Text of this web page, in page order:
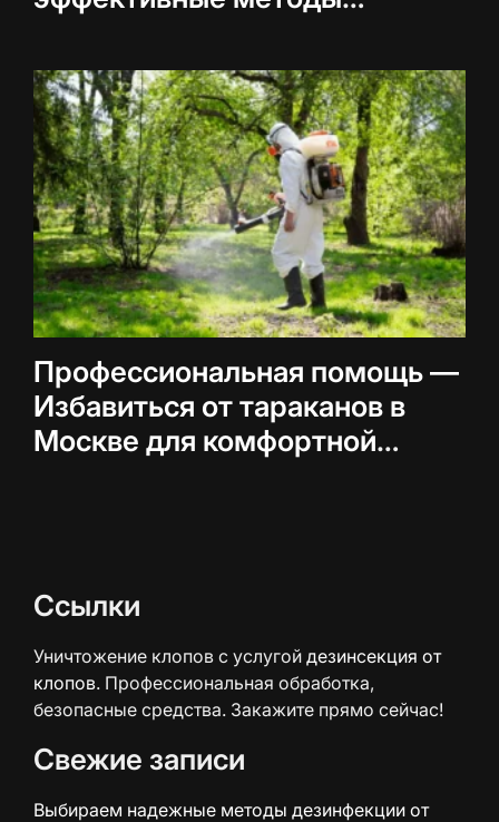
Профессиональная помощь —
Избавиться от тараканов в
Москве для комфортной
Ссылки
Уничтожение клопов с услугой дезинсекция от
клопов. Профессиональная обработка,
безопасные средства. Закажите прямо сейчас!
Свежие записи
Выбираем надежные методы дезинфекции от